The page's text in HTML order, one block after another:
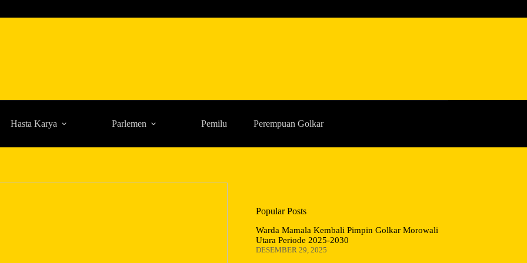
Hasta Karya Parlemen Pemilu Perempuan Golkar
Popular Posts
Warda Mamala Kembali Pimpin Golkar Morowali
Utara Periode 2025-2030
DESEMBER 29, 2025